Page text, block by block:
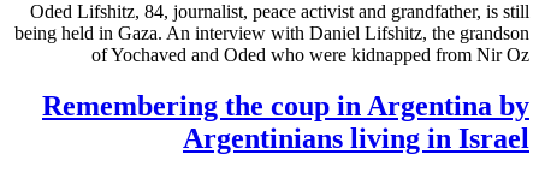
Oded Lifshitz, 84, journalist, peace activist and grandfather, is still
being held in Gaza. An interview with Daniel Lifshitz, the grandson
of Yochaved and Oded who were kidnapped from Nir Oz
Remembering the coup in Argentina by
Argentinians living in Israel